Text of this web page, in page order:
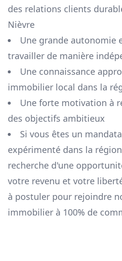
des relations clients
Nièvre
Une grande autonomie
travailler de manière
Une connaissance
immobilier local dans la
Une forte motivation à
des objectifs ambitieux
Si vous êtes un
expérimenté dans la région
recherche d'une
votre revenu et votre
à postuler pour rejoindre
immobilier à 100% de